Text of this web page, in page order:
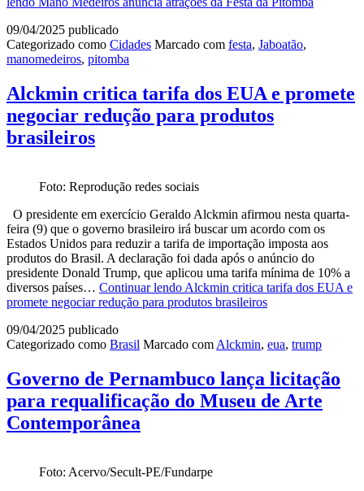
09/04/2025 publicado
Categorizado como Cidades Marcado com festa, Jaboatão,
manomedeiros, pitomba
Alckmin critica tarifa dos EUA e promete
negociar redução para produtos
brasileiros
Foto: Reprodução redes sociais
O presidente em exercício Geraldo Alckmin afirmou nesta quarta-
feira (9) que o governo brasileiro irá buscar um acordo com os
Estados Unidos para reduzir a tarifa de importação imposta aos
produtos do Brasil. A declaração foi dada após o anúncio do
presidente Donald Trump, que aplicou uma tarifa mínima de 10% a
diversos países… Continuar lendo Alckmin critica tarifa dos EUA e
promete negociar redução para produtos brasileiros
09/04/2025 publicado
Categorizado como Brasil Marcado com Alckmin, eua, trump
Governo de Pernambuco lança licitação
para requalificação do Museu de Arte
Contemporânea
Foto: Acervo/Secult-PE/Fundarpe